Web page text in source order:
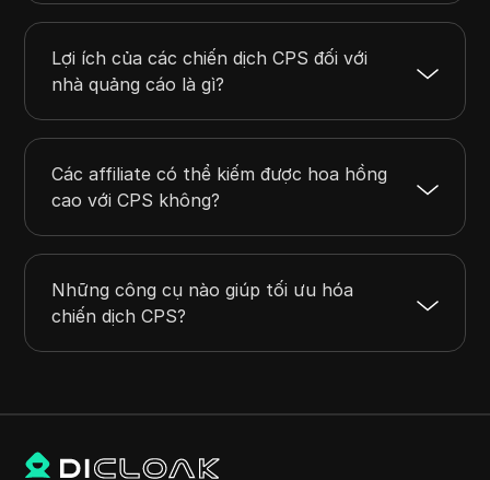
Lợi ích của các chiến dịch CPS đối với
nhà quảng cáo là gì?
Các affiliate có thể kiếm được hoa hồng
cao với CPS không?
Những công cụ nào giúp tối ưu hóa
chiến dịch CPS?